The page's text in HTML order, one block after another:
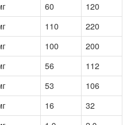
60
120
110
220
100
200
56
112
53
106
16
32